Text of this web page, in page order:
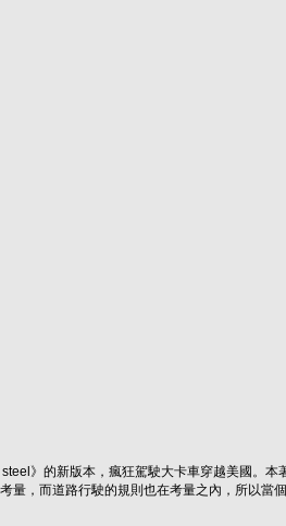
》的新版本，瘋狂駕駛大卡車穿越美國。本
量，而道路行駛的規則也在考量之內，所以當